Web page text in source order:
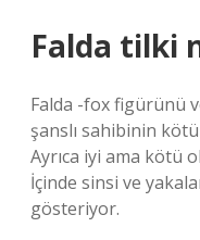
Falda tilki
Falda -fox figürünü
şanslı sahibinin
Ayrıca iyi ama kötü
İçinde sinsi ve
gösteriyor.